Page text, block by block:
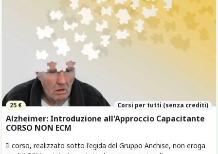
25 € Corsi per tutti (senza crediti)
Alzheimer: Introduzione all'Approccio Capacitante
CORSO NON ECM
Il corso, realizzato sotto l'egida del Gruppo Anchise, non eroga